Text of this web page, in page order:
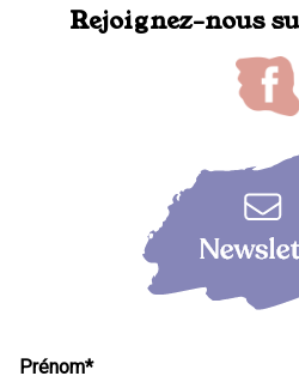
Rejoignez-nous